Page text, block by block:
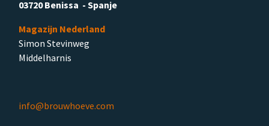
03720 Benissa - Spanje
Magazijn Nederland
Simon Stevinweg
Middelharnis
info@brouwhoeve.com